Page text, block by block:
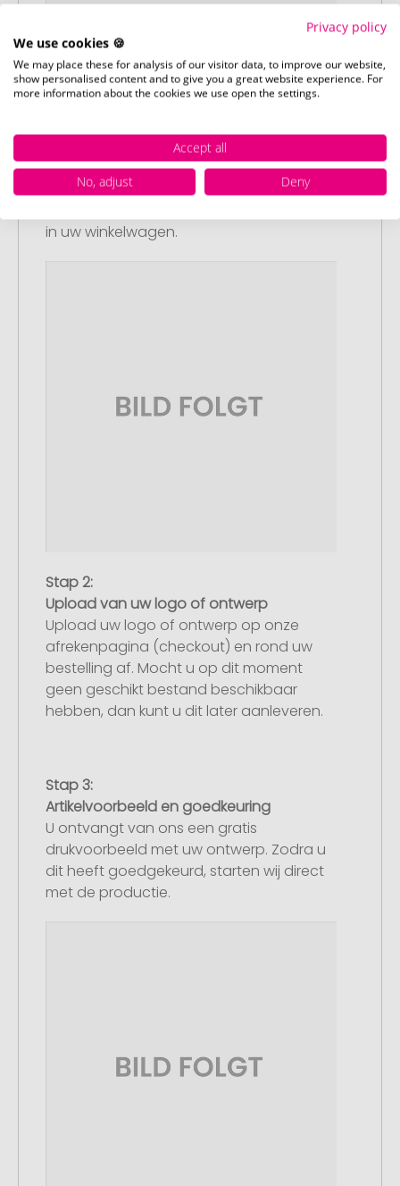
Kies uw gewenste promotieartikelen en
pas deze aan naar uw wensen. Plaats
in uw winkelwagen.
Stap 2:
Upload van uw logo of ontwerp
Upload uw logo of ontwerp op onze
afrekenpagina (checkout) en rond uw
bestelling af. Mocht u op dit moment
geen geschikt bestand beschikbaar
hebben, dan kunt u dit later aanleveren.
Stap 3:
Artikelvoorbeeld en goedkeuring
U ontvangt van ons een gratis
drukvoorbeeld met uw ontwerp. Zodra u
dit heeft goedgekeurd, starten wij direct
met de productie.
Privacy policy
We use cookies 🍪
We may place these for analysis of our visitor data, to improve our website,
show personalised content and to give you a great website experience. For
more information about the cookies we use open the settings.
Accept all
No, adjust
Deny